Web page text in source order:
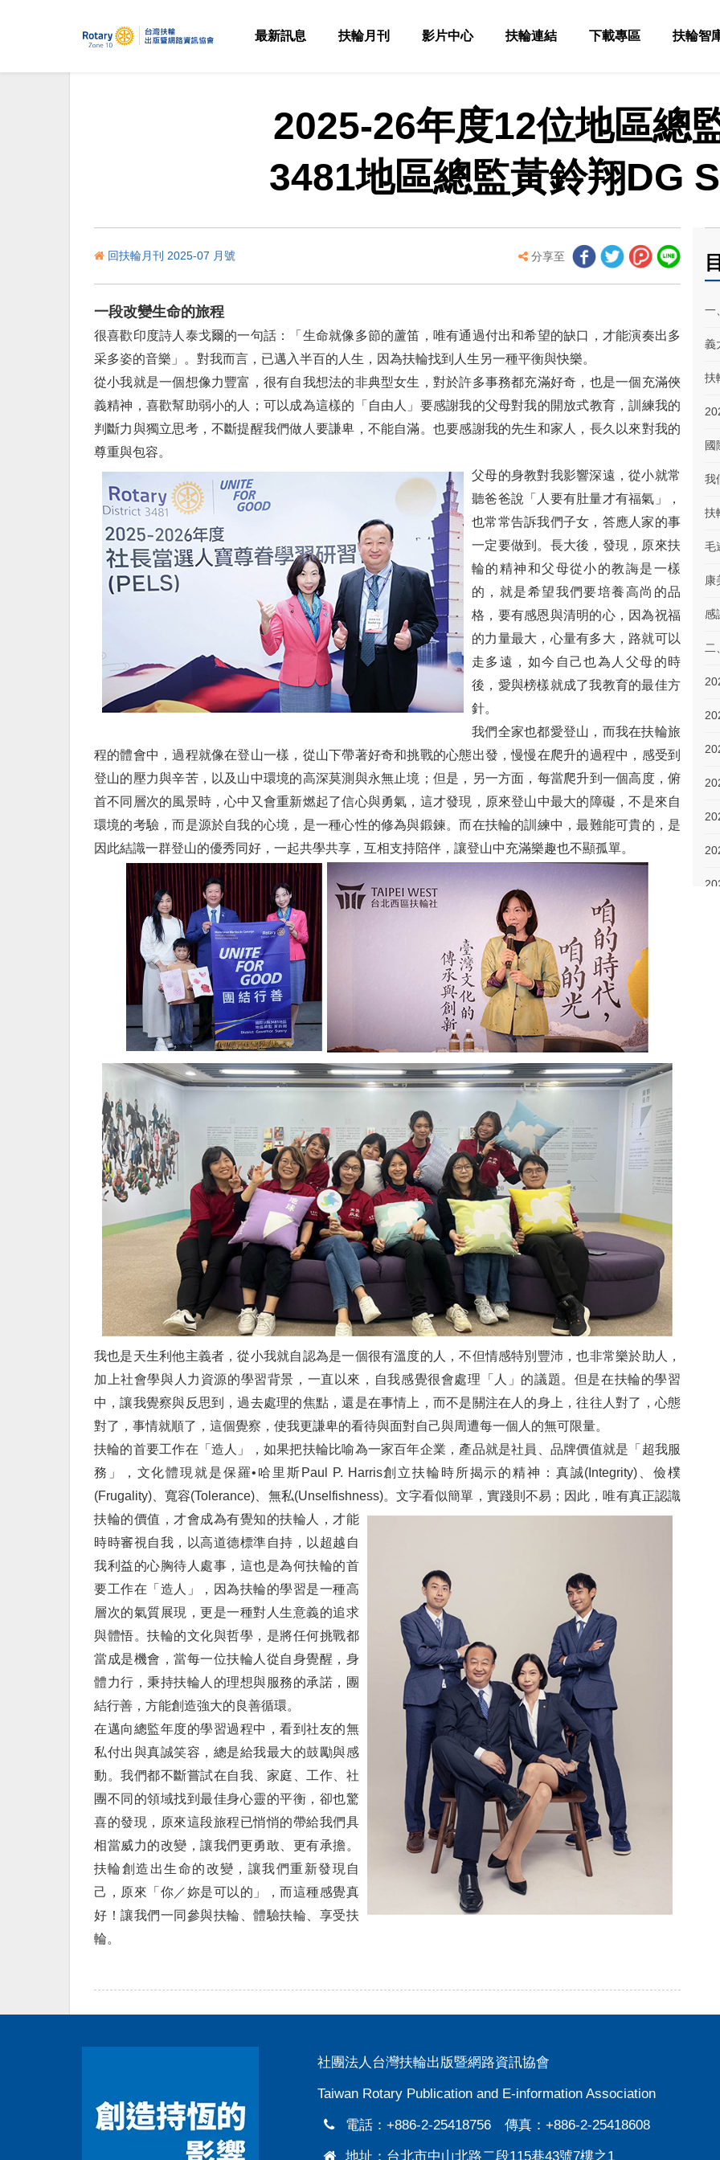
最新訊息 扶輪月刊 影片中心 扶輪連結 下載專區 扶輪智
2025-26年度12位地區總
3481地區總監黃鈴翔DG
一
義
扶
國
我
扶
毛
康
感
二
回扶輪月刊 2025-07 月號 分享至
一段改變生命的旅程
很喜歡印度詩人泰戈爾的一句話：「生命就像多節的蘆笛，唯有通過付出和希望的缺口，才能演奏出多
采多姿的音樂」。對我而言，已邁入半百的人生，因為扶輪找到人生另一種平衡與快樂。
從小我就是一個想像力豐富，很有自我想法的非典型女生，對於許多事務都充滿好奇，也是一個充滿俠
義精神，喜歡幫助弱小的人；可以成為這樣的「自由人」要感謝我的父母對我的開放式教育，訓練我的
判斷力與獨立思考，不斷提醒我們做人要謙卑，不能自滿。也要感謝我的先生和家人，長久以來對我的
尊重與包容。
父母的身教對我影響深遠，從小就常
聽爸爸說「人要有肚量才有福氣」，
也常常告訴我們子女，答應人家的事
一定要做到。長大後，發現，原來扶
輪的精神和父母從小的教誨是一樣
的，就是希望我們要培養高尚的品
格，要有感恩與清明的心，因為祝福
的力量最大，心量有多大，路就可以
走多遠，如今自己也為人父母的時
後，愛與榜樣就成了我教育的最佳方
針。
我們全家也都愛登山，而我在扶輪旅
程的體會中，過程就像在登山一樣，從山下帶著好奇和挑戰的心態出發，慢慢在爬升的過程中，感受到
登山的壓力與辛苦，以及山中環境的高深莫測與永無止境；但是，另一方面，每當爬升到一個高度，俯
首不同層次的風景時，心中又會重新燃起了信心與勇氣，這才發現，原來登山中最大的障礙，不是來自
環境的考驗，而是源於自我的心境，是一種心性的修為與鍛鍊。而在扶輪的訓練中，最難能可貴的，是
因此結識一群登山的優秀同好，一起共學共享，互相支持陪伴，讓登山中充滿樂趣也不顯孤單。
我也是天生利他主義者，從小我就自認為是一個很有溫度的人，不但情感特別豐沛，也非常樂於助人，
加上社會學與人力資源的學習背景，一直以來，自我感覺很會處理「人」的議題。但是在扶輪的學習
中，讓我覺察與反思到，過去處理的焦點，還是在事情上，而不是關注在人的身上，往往人對了，心態
對了，事情就順了，這個覺察，使我更謙卑的看待與面對自己與周遭每一個人的無可限量。
扶輪的首要工作在「造人」，如果把扶輪比喻為一家百年企業，產品就是社員、品牌價值就是「超我服
務」，文化體現就是保羅•哈里斯Paul P. Harris創立扶輪時所揭示的精神：真誠(Integrity)、儉樸
(Frugality)、寬容(Tolerance)、無私(Unselfishness)。文字看似簡單，實踐則不易；因此，唯有真正認識
扶輪的價值，才會成為有覺知的扶輪人，才能
時時審視自我，以高道德標準自持，以超越自
我利益的心胸待人處事，這也是為何扶輪的首
要工作在「造人」，因為扶輪的學習是一種高
層次的氣質展現，更是一種對人生意義的追求
與體悟。扶輪的文化與哲學，是將任何挑戰都
當成是機會，當每一位扶輪人從自身覺醒，身
體力行，秉持扶輪人的理想與服務的承諾，團
結行善，方能創造強大的良善循環。
在邁向總監年度的學習過程中，看到社友的無
私付出與真誠笑容，總是給我最大的鼓勵與感
動。我們都不斷嘗試在自我、家庭、工作、社
團不同的領域找到最佳身心靈的平衡，卻也驚
喜的發現，原來這段旅程已悄悄的帶給我們具
相當威力的改變，讓我們更勇敢、更有承擔。
扶輪創造出生命的改變，讓我們重新發現自
己，原來「你／妳是可以的」，而這種感覺真
好！讓我們一同參與扶輪、體驗扶輪、享受扶
輪。
社團法人台灣扶輪出版暨網路資訊協會
Taiwan Rotary Publication and E-information Association
電話：+886-2-25418756 傳真：+886-2-25418608
地址： 台北市中山北路二段115巷43號7樓之1